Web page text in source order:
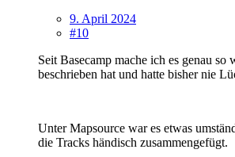
9. April 2024
#10
Seit Basecamp mache ich es genau so
beschrieben hat und hatte bisher nie
Unter Mapsource war es etwas
die Tracks händisch zusammengefügt.